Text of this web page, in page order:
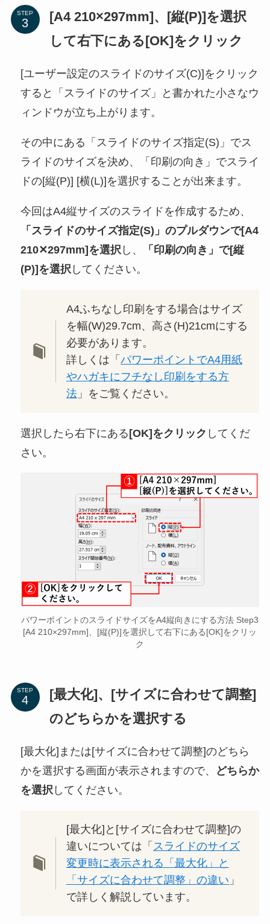
STEP
[A4 210×297mm]、[縦(P)]を選択
して右下にある[OK]をクリック
[ユーザー設定のスライドのサイズ(C)]をクリック
すると「スライドのサイズ」と書かれた小さなウ
ィンドウが立ち上がります。
その中にある「スライドのサイズ指定(S)」でス
ライドのサイズを決め、「印刷の向き」でスライ
ドの[縦(P)] [横(L)]を選択することが出来ます。
今回はA4縦サイズのスライドを作成するため、
「スライドのサイズ指定(S)」のプルダウンで[A4
210✕297mm]を選択 し、
「印刷の向き」で[縦
(P)]を選択 してください。
A4ふちなし印刷をする場合はサイズ
を幅(W)29.7cm、高さ(H)21cmにする
必要があります。
詳しくは「パワーポイントでA4用紙
やハガキにフチなし印刷をする方
法 」をご覧ください。
選択したら右下にある[OK]をクリック してくだ
さい。
パワーポイントのスライドサイズをA4縦向きにする方法 Step3
[A4 210×297mm]、[縦(P)]を選択して右下にある[OK]をクリッ
ク
STEP
[最大化]、[サイズに合わせて調整]
のどちらかを選択する
[最大化]または[サイズに合わせて調整]のどちら
かを選択する画面が表示されますので、
どちらか
を選択 してください。
[最大化]と[サイズに合わせて調整]の
違いについては「 スライドのサイズ
変更時に表示される「最大化」と
「サイズに合わせて調整」の違い 」
で詳しく解説しています。